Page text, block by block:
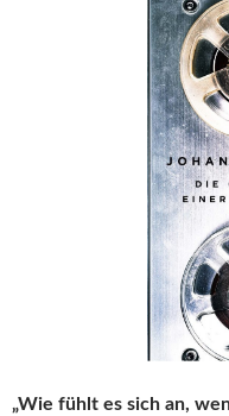
„Wie fühlt es sich an,